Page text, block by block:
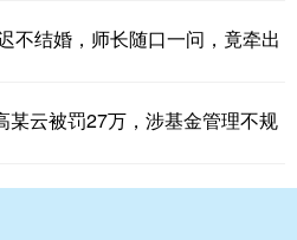
不结婚，师长随口一问，竟牵出
某云被罚27万，涉基金管理不规